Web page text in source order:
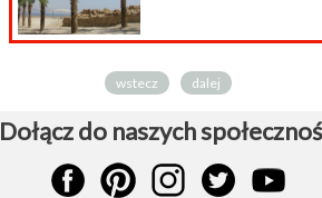
wstecz dalej
Dołącz do naszych